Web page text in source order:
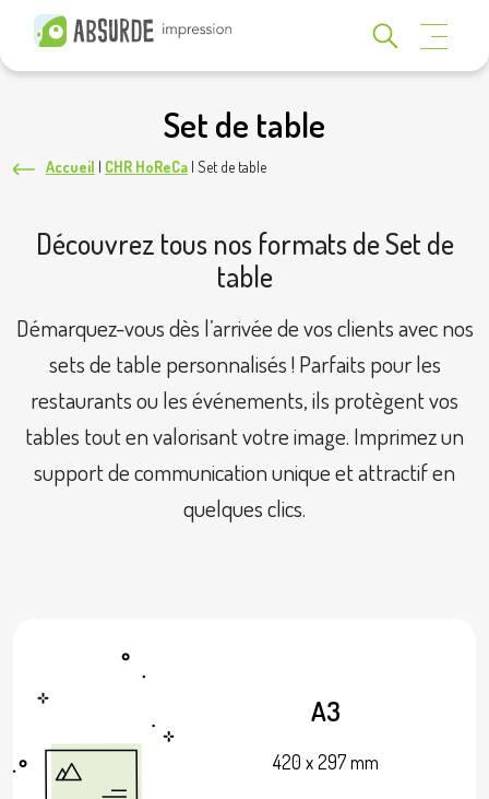
Set de table
Accueil | CHR HoReCa | Set de table
Découvrez tous nos formats de Set de
table
Démarquez-vous dès l’arrivée de vos clients avec nos
sets de table personnalisés ! Parfaits pour les
restaurants ou les événements, ils protègent vos
tables tout en valorisant votre image. Imprimez un
support de communication unique et attractif en
quelques clics.
A3
420 x 297 mm